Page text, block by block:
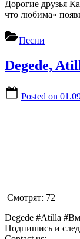
Дорогие друзья
что любима»
Песни
Degede,
Posted on
Смотрят: 72
Degede #Atilla
Подпишись и